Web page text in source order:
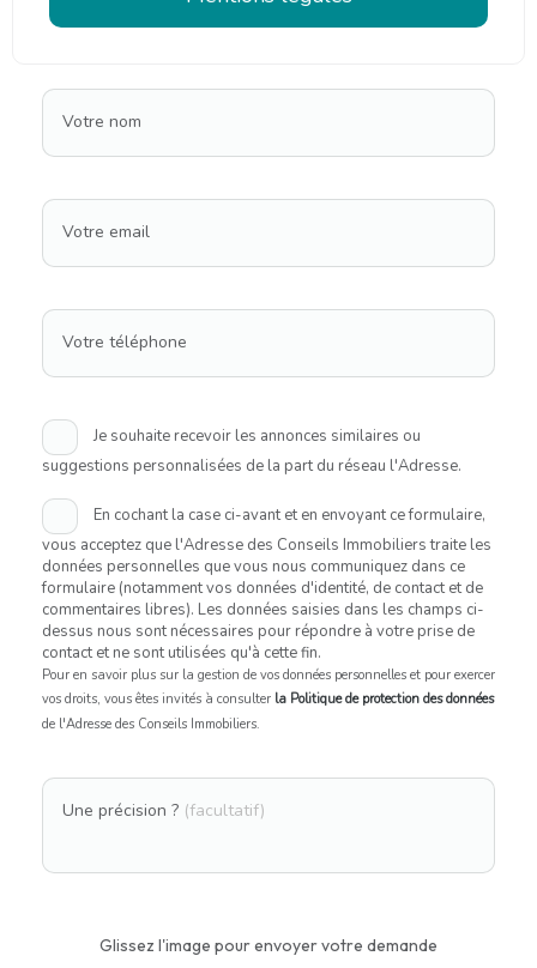
Votre nom
Votre email
Votre téléphone
Je souhaite recevoir les annonces similaires ou
suggestions personnalisées de la part du réseau l'Adresse.
En cochant la case ci-avant et en envoyant ce formulaire,
vous acceptez que l'Adresse des Conseils Immobiliers traite les
données personnelles que vous nous communiquez dans ce
formulaire (notamment vos données d'identité, de contact et de
commentaires libres). Les données saisies dans les champs ci-
dessus nous sont nécessaires pour répondre à votre prise de
contact et ne sont utilisées qu'à cette fin.
Pour en savoir plus sur la gestion de vos données personnelles et pour exercer
vos droits, vous êtes invités à consulter la Politique de protection des données
de l'Adresse des Conseils Immobiliers.
Une précision ? (facultatif)
Glissez l'image pour envoyer votre demande